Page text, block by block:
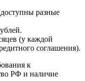
разные
(у каждой
соглашения).
к
РФ и наличие